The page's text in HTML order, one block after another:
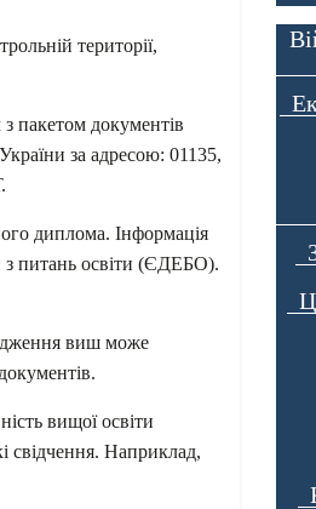
території,
пакетом документів
за адресою: 01135,
диплома. Інформація
з питань освіти (ЄДЕБО).
виш може
вищої освіти
свідчення. Наприклад,